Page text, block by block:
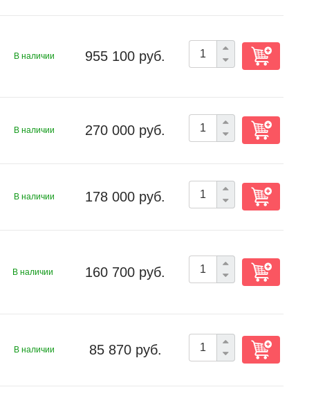
В наличии 955 100 руб.
В наличии 270 000 руб.
В наличии 178 000 руб.
В наличии 160 700 руб.
В наличии 85 870 руб.